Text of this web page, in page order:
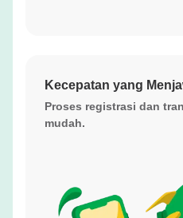
Kecepatan yang
Proses registrasi dan
mudah.